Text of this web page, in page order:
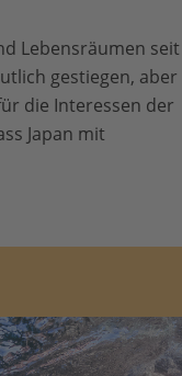
Lebensräumen
gestiegen, aber
die Interessen der
Japan mit